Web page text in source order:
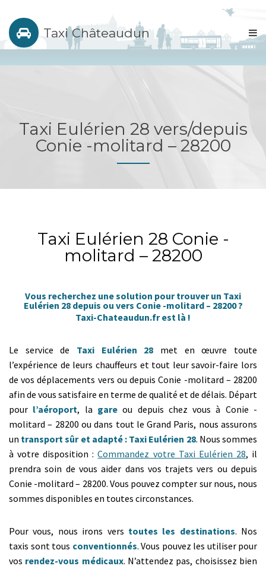
Taxi Châteaudun
Taxi Eulérien 28 vers/depuis
Conie -molitard – 28200
Taxi Eulérien 28 Conie -
molitard – 28200
Vous recherchez une solution pour trouver un Taxi
Eulérien 28 depuis ou vers Conie -molitard – 28200 ?
Taxi-Chateaudun.fr est là !
Le service de Taxi Eulérien 28 met en œuvre toute
l’expérience de leurs chauffeurs et tout leur savoir-faire lors
de vos déplacements vers ou depuis Conie -molitard – 28200
afin de vous satisfaire en terme de qualité et de délais. Départ
pour l’aéroport, la gareou depuis chez vous à Conie -
molitard – 28200 ou dans tout le Grand Paris, nous assurons
un transport sûr et adapté : Taxi Eulérien 28. Nous sommes
à votre disposition :Commandez votre Taxi Eulérien 28, il
prendra soin de vous aider dans vos trajets vers ou depuis
Conie -molitard – 28200. Vous pouvez compter sur nous, nous
sommes disponibles en toutes circonstances.
Pour vous, nous irons vers toutes les destinations. Nos
taxis sont tous conventionnés. Vous pouvez les utiliser pour
vos rendez-vous médicaux. N’attendez pas, choisissez bien